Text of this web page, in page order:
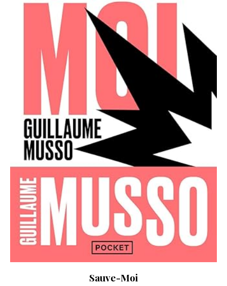
Sauve-Moi